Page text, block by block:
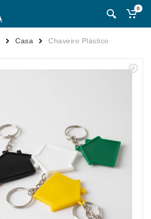
0
Casa Chaveiro Plástico